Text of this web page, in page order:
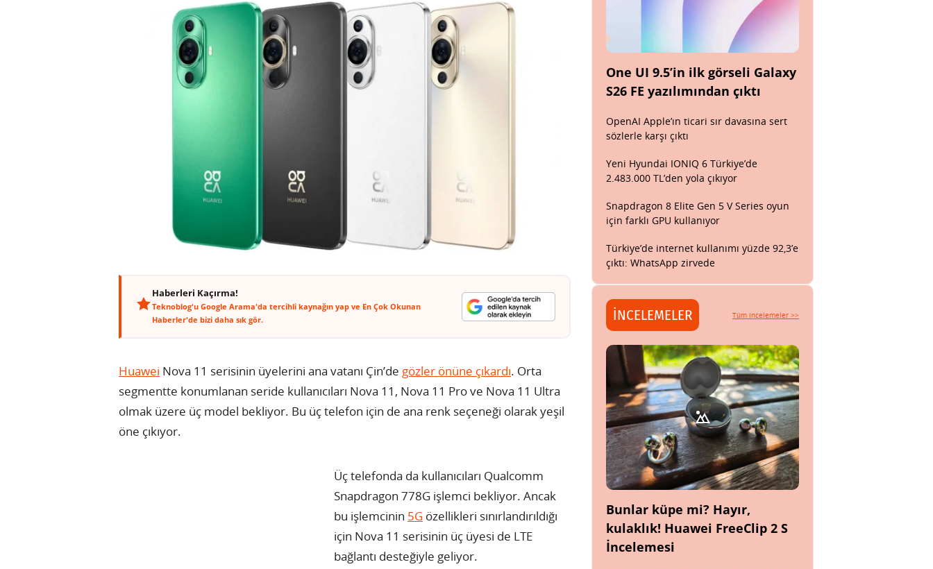
Haberleri Kaçırma!
Teknoblog'u Google Arama'da tercihli kaynağın yap ve En Çok Okunan
Haberler'de bizi daha sık gör.
Huawei Nova 11 serisinin üyelerini ana vatanı Çin’de gözler önüne çıkardı. Orta
segmentte konumlanan seride kullanıcıları Nova 11, Nova 11 Pro ve Nova 11 Ultra
olmak üzere üç model bekliyor. Bu üç telefon için de ana renk seçeneği olarak yeşil
öne çıkıyor.
Üç telefonda da kullanıcıları Qualcomm
Snapdragon 778G işlemci bekliyor. Ancak
bu işlemcinin 5G özellikleri sınırlandırıldığı
için Nova 11 serisinin üç üyesi de LTE
bağlantı desteğiyle geliyor.
One UI 9.5’in ilk görseli Galaxy
S26 FE yazılımından çıktı
OpenAI Apple’ın ticari sır davasına sert
sözlerle karşı çıktı
Yeni Hyundai IONIQ 6 Türkiye’de
2.483.000 TL’den yola çıkıyor
Snapdragon 8 Elite Gen 5 V Series oyun
için farklı GPU kullanıyor
Türkiye’de internet kullanımı yüzde 92,3’e
çıktı: WhatsApp zirvede
İNCELEMELER Tüm incelemeler >>
Bunlar küpe mi? Hayır,
kulaklık! Huawei FreeClip 2 S
İncelemesi